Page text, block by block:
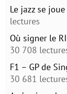
Le jazz se
lectures
Où signer le
30 708
F1 – GP de
30 681